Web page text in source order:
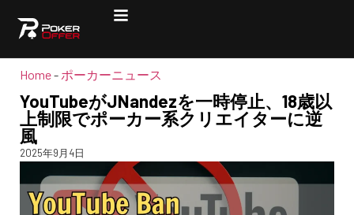
Home- ポーカーニュース
YouTubeがJNandezを一時停止、18歳以
上制限でポーカー系クリエイターに逆
風
2025年9月4日